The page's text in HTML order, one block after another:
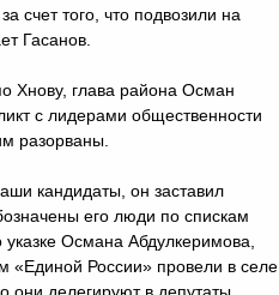
счет того, что подвозили на
Гасанов.
Хнову, глава района Осман
с лидерами общественности
разорваны.
кандидаты, он заставил
его люди по спискам
Османа Абдулкеримова,
«Единой России» провели в селе